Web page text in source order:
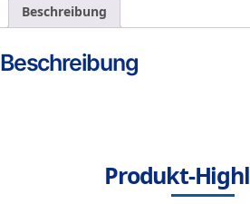
Beschreibung
Beschreibung
Produkt-